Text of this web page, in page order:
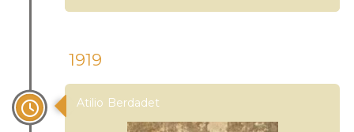
1919
Atilio Berdadet